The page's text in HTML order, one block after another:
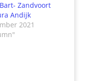
Zandvoort
Andijk
2021